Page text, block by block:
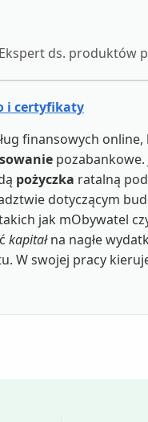
ds. produktów
i certyfikaty
finansowych
pożyczka ratalną
dotyczącym
jak mObywatel
kapitałna nagłe
W swojej pracy